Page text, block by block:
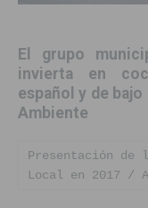
El grupo
invierta en
español y de
Ambiente
Presentación de
Local en 2017 /